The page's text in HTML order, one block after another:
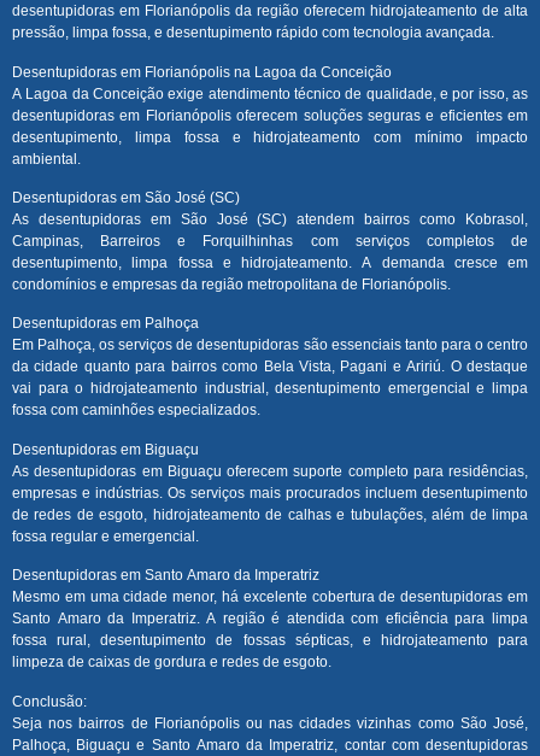
desentupidoras em Florianópolis da região oferecem hidrojateamento de alta
pressão, limpa fossa, e desentupimento rápido com tecnologia avançada.
Desentupidoras em Florianópolis na Lagoa da Conceição
A Lagoa da Conceição exige atendimento técnico de qualidade, e por isso, as
desentupidoras em Florianópolis oferecem soluções seguras e eficientes em
desentupimento, limpa fossa e hidrojateamento com mínimo impacto
ambiental.
Desentupidoras em São José (SC)
As desentupidoras em São José (SC) atendem bairros como Kobrasol,
Campinas, Barreiros e Forquilhinhas com serviços completos de
desentupimento, limpa fossa e hidrojateamento. A demanda cresce em
condomínios e empresas da região metropolitana de Florianópolis.
Desentupidoras em Palhoça
Em Palhoça, os serviços de desentupidoras são essenciais tanto para o centro
da cidade quanto para bairros como Bela Vista, Pagani e Aririú. O destaque
vai para o hidrojateamento industrial, desentupimento emergencial e limpa
fossa com caminhões especializados.
Desentupidoras em Biguaçu
As desentupidoras em Biguaçu oferecem suporte completo para residências,
empresas e indústrias. Os serviços mais procurados incluem desentupimento
de redes de esgoto, hidrojateamento de calhas e tubulações, além de limpa
fossa regular e emergencial.
Desentupidoras em Santo Amaro da Imperatriz
Mesmo em uma cidade menor, há excelente cobertura de desentupidoras em
Santo Amaro da Imperatriz. A região é atendida com eficiência para limpa
fossa rural, desentupimento de fossas sépticas, e hidrojateamento para
limpeza de caixas de gordura e redes de esgoto.
Conclusão:
Seja nos bairros de Florianópolis ou nas cidades vizinhas como São José,
Palhoça, Biguaçu e Santo Amaro da Imperatriz, contar com desentupidoras